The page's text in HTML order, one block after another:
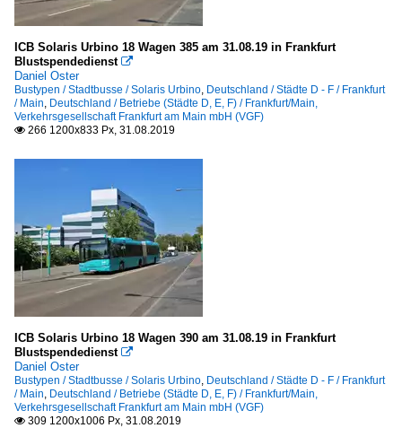
ICB Solaris Urbino 18 Wagen 385 am 31.08.19 in Frankfurt
Blustspendedienst 
Daniel Oster
Bustypen / Stadtbusse / Solaris Urbino, Deutschland / Städte D - F / Frankfurt
/ Main, Deutschland / Betriebe (Städte D, E, F) / Frankfurt/Main,
Verkehrsgesellschaft Frankfurt am Main mbH (VGF)
 266 1200x833 Px, 31.08.2019
ICB Solaris Urbino 18 Wagen 390 am 31.08.19 in Frankfurt
Blustspendedienst 
Daniel Oster
Bustypen / Stadtbusse / Solaris Urbino, Deutschland / Städte D - F / Frankfurt
/ Main, Deutschland / Betriebe (Städte D, E, F) / Frankfurt/Main,
Verkehrsgesellschaft Frankfurt am Main mbH (VGF)
 309 1200x1006 Px, 31.08.2019